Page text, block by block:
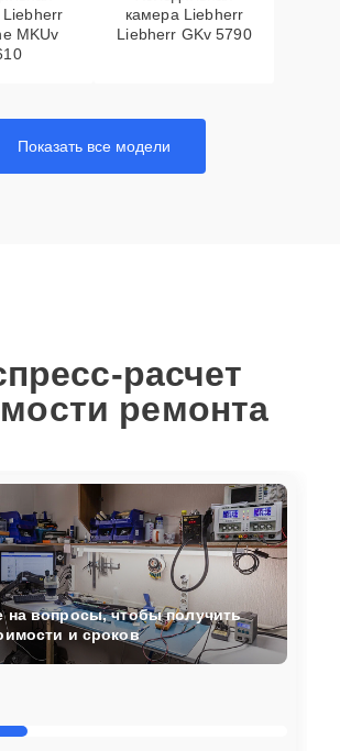
Liebherr
MKUv
камера Liebherr
Liebherr GKv 5790
Показать все модели
расчет
ремонта
на вопросы, чтобы получить
и сроков